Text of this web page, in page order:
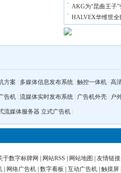
AKG为“昆曲王子
HALVEX华维世全
方案 多媒体信息发布系统 触控一体机 高
告机 流媒体实时发布系统 广告机外壳 户
流媒体服务器 立式广告机
于数字标牌网 网站RSS 网站地图
友情链接
网络广告机 数字看板 互动广告机 触摸屏